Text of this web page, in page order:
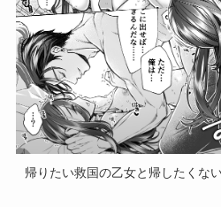
帰りたい救国の乙女と帰したくな